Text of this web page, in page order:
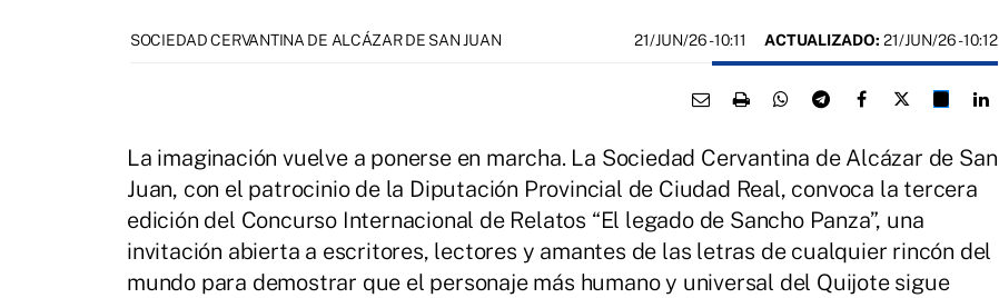
SOCIEDAD CERVANTINA DE ALCÁZAR DE SAN JUAN 21/JUN/26- 10:11 ACTUALIZADO: 21/JUN/26 - 10:12
La imaginación vuelve a ponerse en marcha. La Sociedad Cervantina de Alcázar de San
Juan, con el patrocinio de la Diputación Provincial de Ciudad Real, convoca la tercera
edición del Concurso Internacional de Relatos “El legado de Sancho Panza”, una
invitación abierta a escritores, lectores y amantes de las letras de cualquier rincón del
mundo para demostrar que el personaje más humano y universal del Quijote sigue